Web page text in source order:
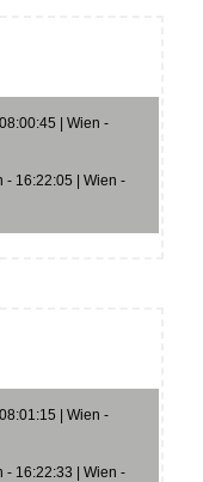
| Wien -
- 16:22:05 | Wien -
| Wien -
- 16:22:33 | Wien -